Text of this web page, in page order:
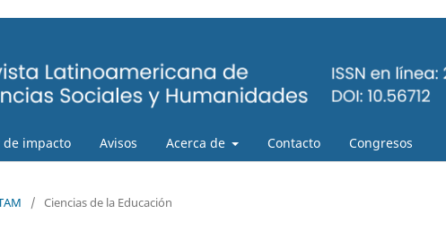
de impacto Avisos Acerca de Contacto Congresos
/ Ciencias de la Educación